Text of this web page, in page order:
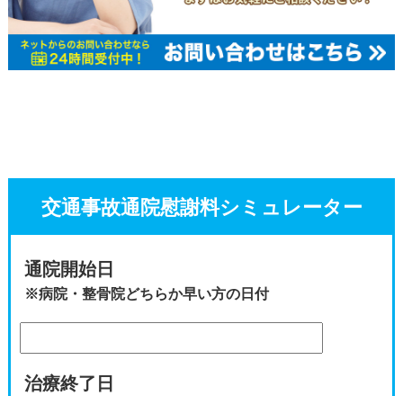
交通事故通院慰謝料シミュレーター
通院開始日
※病院・整骨院どちらか早い方の日付
治療終了日